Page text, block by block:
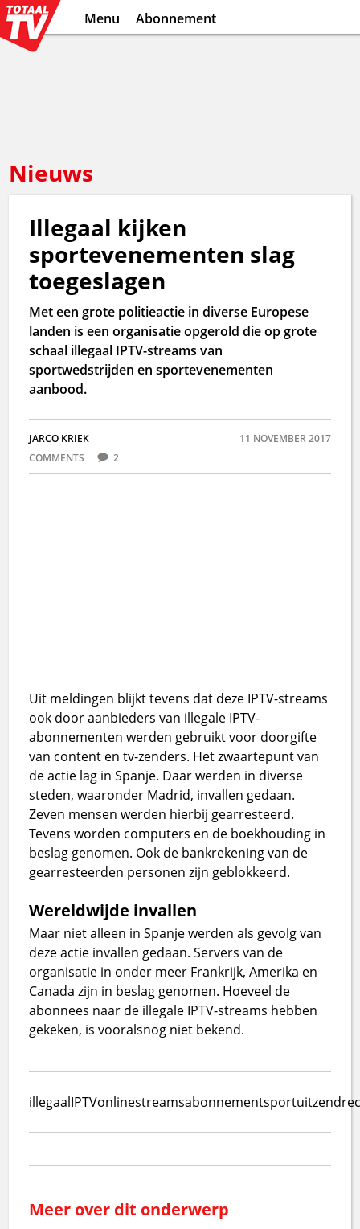
Menu Abonnement
Nieuws
Illegaal kijken
sportevenementen slag
toegeslagen
Met een grote politieactie in diverse Europese
landen is een organisatie opgerold die op grote
schaal illegaal IPTV-streams van
sportwedstrijden en sportevenementen
aanbood.
JARCO KRIEK
11 NOVEMBER 2017
COMMENTS
2
Uit meldingen blijkt tevens dat deze IPTV-streams
ook door aanbieders van illegale IPTV-
abonnementen werden gebruikt voor doorgifte
van content en tv-zenders. Het zwaartepunt van
de actie lag in Spanje. Daar werden in diverse
steden, waaronder Madrid, invallen gedaan.
Zeven mensen werden hierbij gearresteerd.
Tevens worden computers en de boekhouding in
beslag genomen. Ook de bankrekening van de
gearresteerden personen zijn geblokkeerd.
Wereldwijde invallen
Maar niet alleen in Spanje werden als gevolg van
deze actie invallen gedaan. Servers van de
organisatie in onder meer Frankrijk, Amerika en
Canada zijn in beslag genomen. Hoeveel de
abonnees naar de illegale IPTV-streams hebben
gekeken, is vooralsnog niet bekend.
illegaalIPTVonlinestreamsabonnementsport
Meer over dit onderwerp